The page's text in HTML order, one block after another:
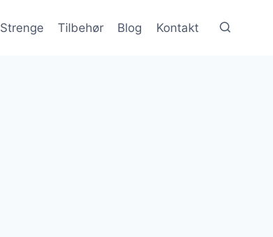
Strenge Tilbehør Blog Kontakt